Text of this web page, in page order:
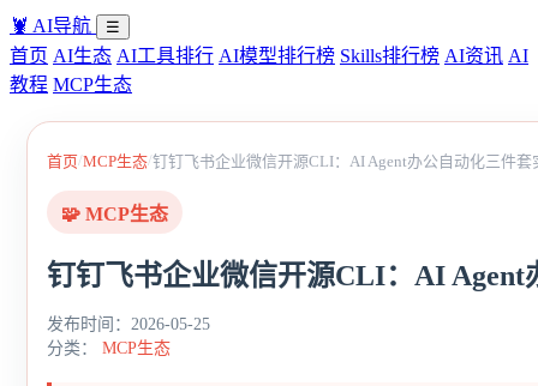
🦞 AI导航 ☰
首页 AI生态 AI工具排行 AI模型排行榜 Skills排行榜 AI资讯 AI
教程 MCP生态
首页/MCP生态/钉钉飞书企业微信开源CLI：AI Agent办公自动化三件套
🧩 MCP生态
钉钉飞书企业微信开源CLI：AI Agent
发布时间：2026-05-25
分类： MCP生态